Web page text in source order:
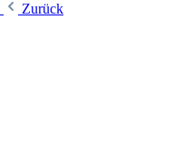
Zurück